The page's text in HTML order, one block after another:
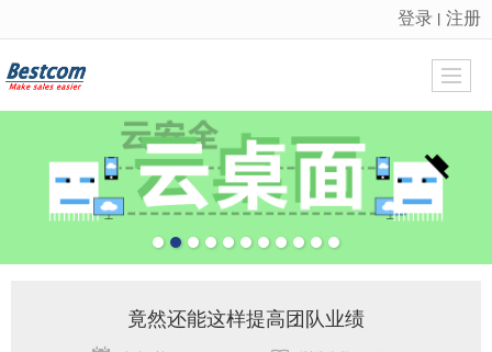
很遗憾，因您的浏览器版本过低导致无法获得最佳浏览体验，推荐下载安装谷歌浏览器！
登录 注册
竟然还能这样提高团队业绩